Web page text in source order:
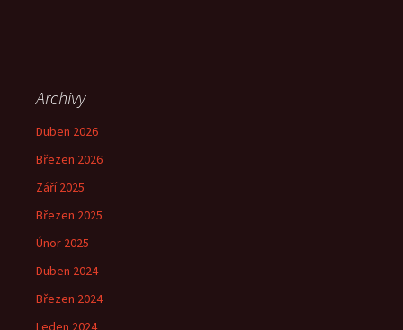
Archivy
Duben 2026
Březen 2026
Září 2025
Březen 2025
Únor 2025
Duben 2024
Březen 2024
Leden 2024